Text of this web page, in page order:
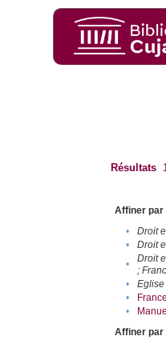
Résultats
Affiner par
•
Droit
•
Droit
•
Droit
;
• Eglise
•
France
•
Affiner par